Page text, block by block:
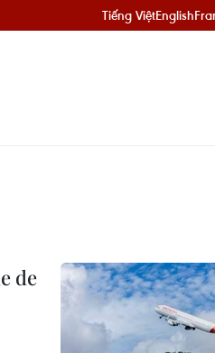
Tiếng ViệtEnglish
de